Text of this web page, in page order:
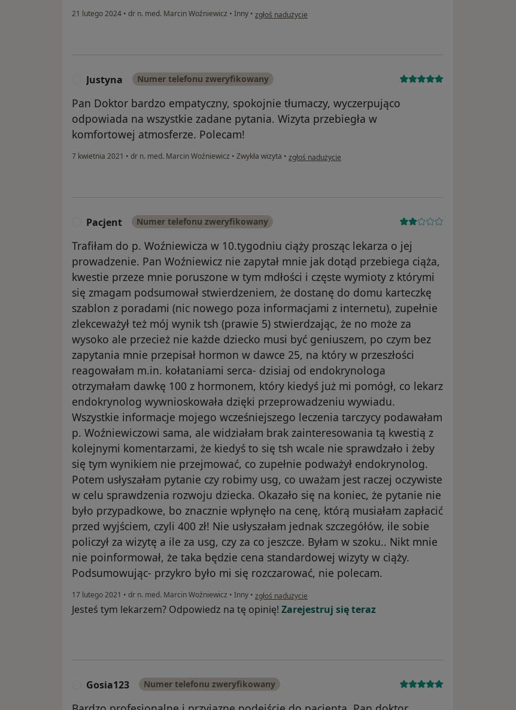
21 lutego 2024 • dr n. med. Marcin Woźniewicz • Inny • w opinii użytkownika Kate
zgłoś nadużycie
Justyna Numer telefonu zweryfikowany
Pan Doktor bardzo empatyczny, spokojnie tłumaczy, wyczerpująco
odpowiada na wszystkie zadane pytania. Wizyta przebiegła w
komfortowej atmosferze. Polecam!
7 kwietnia 2021 • dr n. med. Marcin Woźniewicz • Zwykła wizyta • w opinii użytkownika Justyna
zgłoś nadużycie
Pacjent Numer telefonu zweryfikowany
Trafiłam do p. Woźniewicza w 10.tygodniu ciąży prosząc lekarza o jej
prowadzenie. Pan Woźniewicz nie zapytał mnie jak dotąd przebiega ciąża,
kwestie przeze mnie poruszone w tym mdłości i częste wymioty z którymi
się zmagam podsumował stwierdzeniem, że dostanę do domu karteczkę
szablon z poradami (nic nowego poza informacjami z internetu), zupełnie
zlekceważył też mój wynik tsh (prawie 5) stwierdzając, że no może za
wysoko ale przecież nie każde dziecko musi być geniuszem, po czym bez
zapytania mnie przepisał hormon w dawce 25, na który w przeszłości
reagowałam m.in. kołataniami serca- dzisiaj od endokrynologa
otrzymałam dawkę 100 z hormonem, który kiedyś już mi pomógł, co lekarz
endokrynolog wywnioskowała dzięki przeprowadzeniu wywiadu.
Wszystkie informacje mojego wcześniejszego leczenia tarczycy podawałam
p. Woźniewiczowi sama, ale widziałam brak zainteresowania tą kwestią z
kolejnymi komentarzami, że kiedyś to się tsh wcale nie sprawdzało i żeby
się tym wynikiem nie przejmować, co zupełnie podważył endokrynolog.
Potem usłyszałam pytanie czy robimy usg, co uważam jest raczej oczywiste
w celu sprawdzenia rozwoju dziecka. Okazało się na koniec, że pytanie nie
było przypadkowe, bo znacznie wpłynęło na cenę, którą musiałam zapłacić
przed wyjściem, czyli 400 zł! Nie usłyszałam jednak szczegółów, ile sobie
policzył za wizytę a ile za usg, czy za co jeszcze. Byłam w szoku.. Nikt mnie
nie poinformował, że taka będzie cena standardowej wizyty w ciąży.
Podsumowując- przykro było mi się rozczarować, nie polecam.
17 lutego 2021 • dr n. med. Marcin Woźniewicz • Inny • w opinii użytkownika Pacjent
zgłoś nadużycie
Jesteś tym lekarzem? Odpowiedz na tę opinię! Zarejestruj się teraz
Gosia123 Numer telefonu zweryfikowany